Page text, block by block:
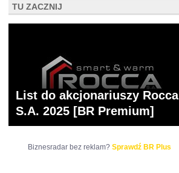
TU ZACZNIJ
List do akcjonariuszy Rocca
S.A. 2025 [BR Premium]
Biznesradar bez reklam? Sprawdź BR Plus